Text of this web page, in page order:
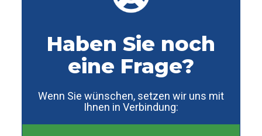
Haben Sie noch
eine Frage?
Wenn Sie wünschen, setzen wir uns mit
Ihnen in Verbindung: